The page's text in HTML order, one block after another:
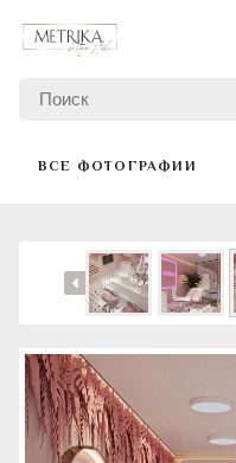
ВСЕ ФОТОГРАФИИ